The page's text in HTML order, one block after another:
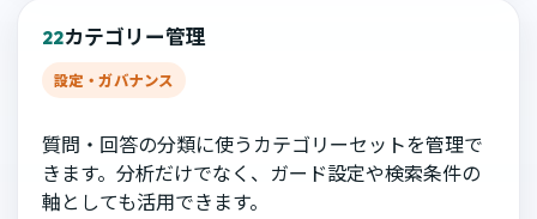
22カテゴリー管理
設定・ガバナンス
質問・回答の分類に使うカテゴリーセットを管理で
きます。分析だけでなく、ガード設定や検索条件の
軸としても活用できます。